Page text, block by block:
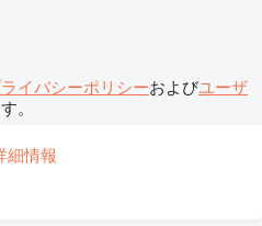
イバシーポリシーおよびユーザ
。
細情報